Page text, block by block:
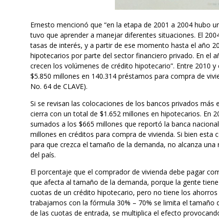
Ernesto mencionó que “en la etapa de 2001 a 2004 hubo
tuvo que aprender a manejar diferentes situaciones. El
tasas de interés, y a partir de ese momento hasta el año
hipotecarios por parte del sector financiero privado. En el
crecen los volúmenes de crédito hipotecario”. Entre 2010
$5.850 millones en 140.314 préstamos para compra de
No. 64 de CLAVE).
Si se revisan las colocaciones de los bancos privados
cierra con un total de $1.652 millones en hipotecarios. En
sumados a los $665 millones que reportó la banca
millones en créditos para compra de vivienda. Si bien
para que crezca el tamaño de la demanda, no alcanza
del país.
El porcentaje que el comprador de vivienda debe pagar
que afecta al tamaño de la demanda, porque la gente
cuotas de un crédito hipotecario, pero no tiene los
trabajamos con la fórmula 30% – 70% se limita el
de las cuotas de entrada, se multiplica el efecto